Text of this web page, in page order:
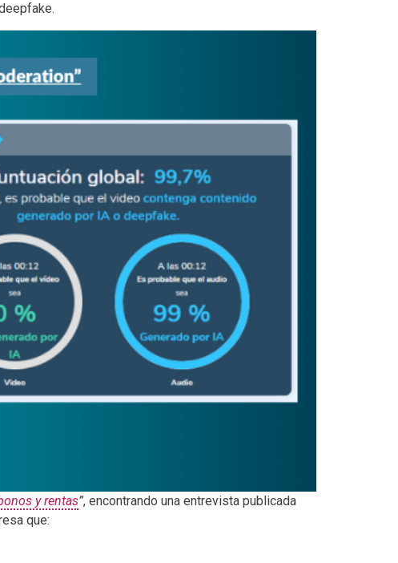
y rentas”, encontrando una entrevista publicada
que: